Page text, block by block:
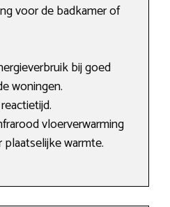
voor de badkamer of
bij goed
woningen.
vloerverwarming
warmte.